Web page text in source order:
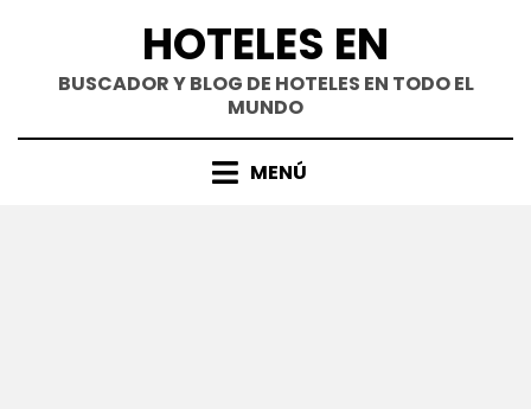
contenido
HOTELES EN
BUSCADOR Y BLOG DE HOTELES EN TODO EL
MUNDO
MENÚ